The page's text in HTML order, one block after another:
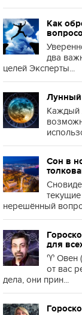
Как
два
целей Эксперты...
Лунный
Каждый
Сон в
текущие
нерешённый
для
♈️ Овен
от вас
дела, они прин...